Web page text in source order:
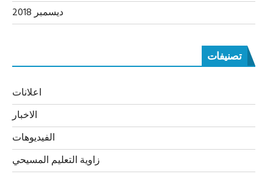
ديسمبر 2018
تصنيفات
اعلانات
الاخبار
الفيديوهات
زاوية التعليم المسيحي